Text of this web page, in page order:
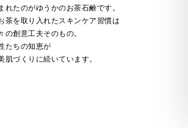
たのがゆうかのお茶石鹸です。
茶を取り入れたスキンケア習慣は
創意工夫そのもの。
たちの知恵が
づくりに続いています。